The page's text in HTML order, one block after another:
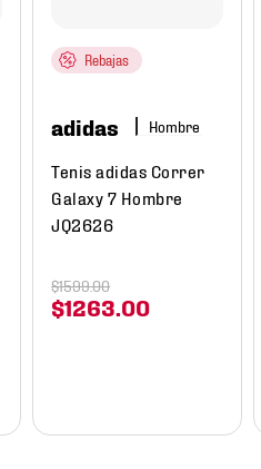
Rebajas
adidas Hombre
Tenis adidas Correr
Galaxy 7 Hombre
JQ2626
$1263 00
$1599.00